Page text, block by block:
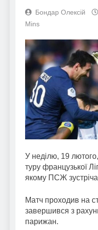
Бондар Олексій
Mins
У неділю, 19
туру французької
якому ПСЖ
Матч проходив на
завершився з
парижан.